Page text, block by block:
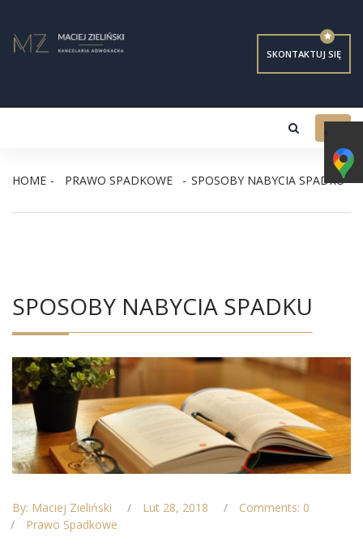
SKONTAKTUJ SIĘ
HOME PRAWO SPADKOWE SPOSOBY NABYCIA SPADKU
SPOSOBY NABYCIA SPADKU
By: Maciej Zieliński Lut 28, 2018
Comments: 0
Prawo Spadkowe